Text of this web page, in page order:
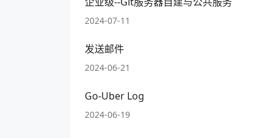
2024-07-11
发送邮件
2024-06-21
Go-Uber Log
2024-06-19